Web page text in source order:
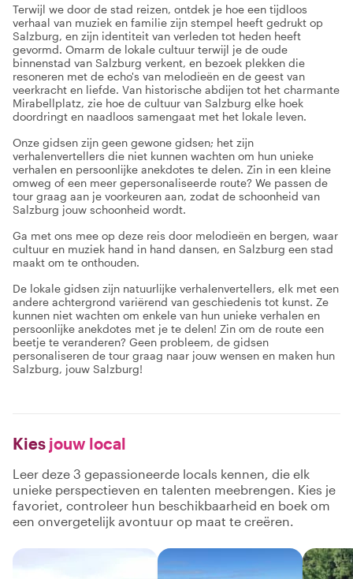
Terwijl we door de stad reizen, ontdek je hoe een tijdloos
verhaal van muziek en familie zijn stempel heeft gedrukt op
Salzburg, en zijn identiteit van verleden tot heden heeft
gevormd. Omarm de lokale cultuur terwijl je de oude
binnenstad van Salzburg verkent, en bezoek plekken die
resoneren met de echo's van melodieën en de geest van
veerkracht en liefde. Van historische abdijen tot het charmante
Mirabellplatz, zie hoe de cultuur van Salzburg elke hoek
doordringt en naadloos samengaat met het lokale leven.
Onze gidsen zijn geen gewone gidsen; het zijn
verhalenvertellers die niet kunnen wachten om hun unieke
verhalen en persoonlijke anekdotes te delen. Zin in een kleine
omweg of een meer gepersonaliseerde route? We passen de
tour graag aan je voorkeuren aan, zodat de schoonheid van
Salzburg jouw schoonheid wordt.
Ga met ons mee op deze reis door melodieën en bergen, waar
cultuur en muziek hand in hand dansen, en Salzburg een stad
maakt om te onthouden.
De lokale gidsen zijn natuurlijke verhalenvertellers, elk met een
andere achtergrond variërend van geschiedenis tot kunst. Ze
kunnen niet wachten om enkele van hun unieke verhalen en
persoonlijke anekdotes met je te delen! Zin om de route een
beetje te veranderen? Geen probleem, de gidsen
personaliseren de tour graag naar jouw wensen en maken hun
Salzburg, jouw Salzburg!
Kies jouw local
Leer deze 3 gepassioneerde locals kennen, die elk
unieke perspectieven en talenten meebrengen. Kies je
favoriet, controleer hun beschikbaarheid en boek om
een onvergetelijk avontuur op maat te creëren.